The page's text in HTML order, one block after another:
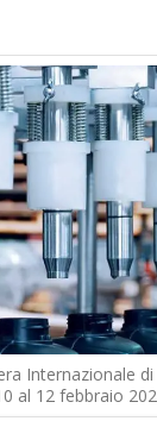
Internazionale
al 12 febbraio